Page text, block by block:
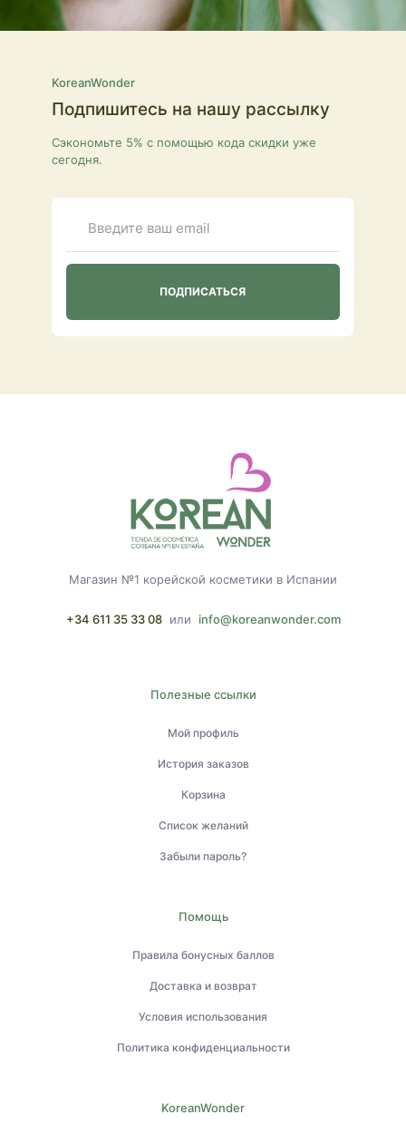
KoreanWonder
Подпишитесь на нашу рассылку
Сэкономьте 5% с помощью кода скидки уже
сегодня.
Магазин №1 корейской косметики в Испании
+34 611 35 33 08 или info@koreanwonder.com
Полезные ссылки
Мой профиль
История заказов
Корзина
Список желаний
Забыли пароль?
Помощь
Правила бонусных баллов
Доставка и возврат
Условия использования
Политика конфиденциальности
KoreanWonder